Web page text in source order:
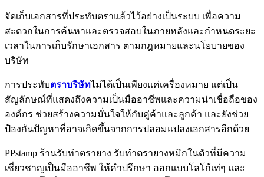
จัดเก็บเอกสารที่ประทับตราแล้วไว้อย่างเป็นระบบ เพื่อความ
สะดวกในการค้นหาและตรวจสอบในภายหลังและกำหนดระยะ
เวลาในการเก็บรักษาเอกสาร ตามกฎหมายและนโยบายของ
บริษัท
การประทับตราบริษัทไม่ได้เป็นเพียงแค่เครื่องหมาย แต่เป็น
สัญลักษณ์ที่แสดงถึงความเป็นมืออาชีพและความน่าเชื่อถือของ
องค์กร ช่วยสร้างความมั่นใจให้กับคู่ค้าและลูกค้า และยังช่วย
ป้องกันปัญหาที่อาจเกิดขึ้นจากการปลอมแปลงเอกสารอีกด้วย
PPstamp ร้านรับทำตรายาง รับทำตรายางหมึกในตัวที่มีความ
เชี่ยวชาญเป็นมืออาชีพ ให้คำปรึกษา ออกแบบโลโก้เท่ๆ และ